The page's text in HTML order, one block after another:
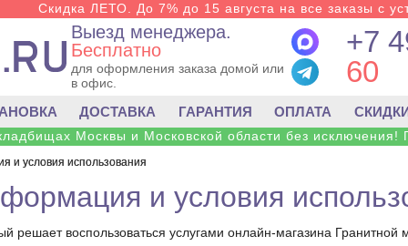
Скидка ЛЕТО. До 7% до 15 августа на все заказы с
Выезд менеджера.
Бесплатно
для оформления заказа домой или
в офис.
+7
60
ДОСТАВКА ГАРАНТИЯ ОПЛАТА
Москвы и Московской области без исключения!
и условия использования
и условия
решает воспользоваться услугами онлайн-магазина